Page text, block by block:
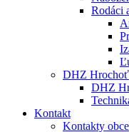
Rodáci
DHZ Hrochoť
DHZ
Kontakt
Kontakty obce